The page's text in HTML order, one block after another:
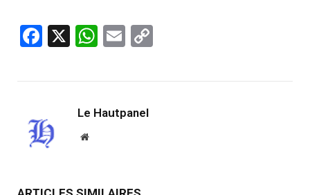
Facebook
X WhatsApp
Email
Le Hautpanel
Website